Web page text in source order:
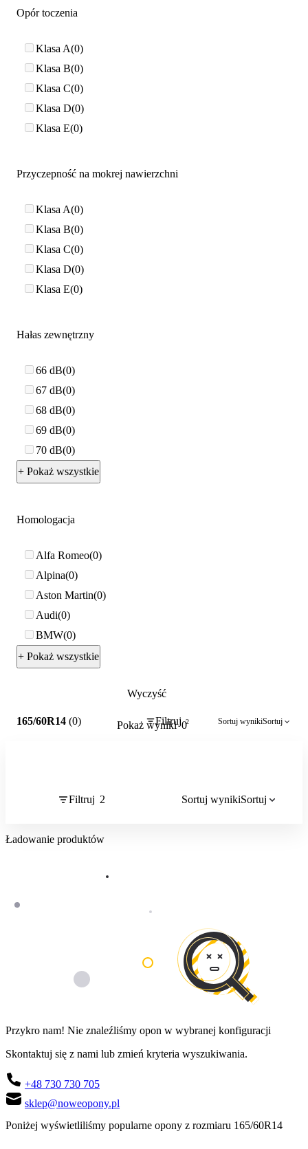
Opór toczenia
Klasa A 0
Klasa B 0
Klasa C 0
Klasa D 0
Klasa E 0
Przyczepność na mokrej nawierzchni
Klasa A 0
Klasa B 0
Klasa C 0
Klasa D 0
Klasa E 0
Hałas zewnętrzny
66 dB 0
67 dB 0
68 dB 0
69 dB 0
70 dB 0
+ Pokaż wszystkie
Homologacja
Alfa Romeo 0
Alpina 0
Aston Martin 0
Audi 0
BMW 0
+ Pokaż wszystkie
Wyczyść
Pokaż wyniki 0
165/60R14 (0) Filtruj 2 Sortuj wynikiSortuj
Filtruj 2 Sortuj wynikiSortuj
Ładowanie produktów
Przykro nam! Nie znaleźliśmy opon w wybranej konfiguracji
Skontaktuj się z nami lub zmień kryteria wyszukiwania.
+48 730 730 705
sklep@noweopony.pl
Poniżej wyświetliliśmy popularne opony z rozmiaru 165/60R14